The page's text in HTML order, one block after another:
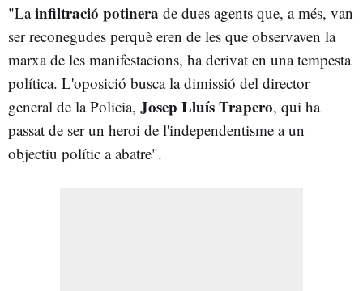
"Lainfiltració potinera de dues agents que, a més, van
ser reconegudes perquè eren de les que observaven la
marxa de les manifestacions, ha derivat en una tempesta
política. L'oposició busca la dimissió del director
general de la Policia, Josep Lluís Trapero, qui ha
passat de ser un heroi de l'independentisme a un
objectiu polític a abatre".